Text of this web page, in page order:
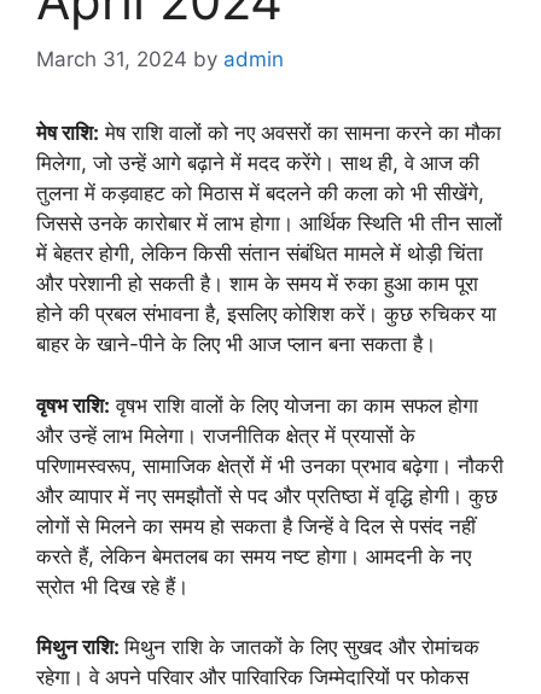
March 31, 2024 by admin
मेष राशि: मेष राशि वालों को नए अवसरों का सामना करने का मौका
मिलेगा, जो उन्हें आगे बढ़ाने में मदद करेंगे। साथ ही, वे आज की
तुलना में कड़वाहट को मिठास में बदलने की कला को भी सीखेंगे,
जिससे उनके कारोबार में लाभ होगा। आर्थिक स्थिति भी तीन सालों
में बेहतर होगी, लेकिन किसी संतान संबंधित मामले में थोड़ी चिंता
और परेशानी हो सकती है। शाम के समय में रुका हुआ काम पूरा
होने की प्रबल संभावना है, इसलिए कोशिश करें। कुछ रुचिकर या
बाहर के खाने-पीने के लिए भी आज प्लान बना सकता है।
वृषभ राशि: वृषभ राशि वालों के लिए योजना का काम सफल होगा
और उन्हें लाभ मिलेगा। राजनीतिक क्षेत्र में प्रयासों के
परिणामस्वरूप, सामाजिक क्षेत्रों में भी उनका प्रभाव बढ़ेगा। नौकरी
और व्यापार में नए समझौतों से पद और प्रतिष्ठा में वृद्धि होगी। कुछ
लोगों से मिलने का समय हो सकता है जिन्हें वे दिल से पसंद नहीं
करते हैं, लेकिन बेमतलब का समय नष्ट होगा। आमदनी के नए
स्रोत भी दिख रहे हैं।
मिथुन राशि:मिथुन राशि के जातकों के लिए सुखद और रोमांचक
रहेगा। वे अपने परिवार और पारिवारिक जिम्मेदारियों पर फोकस